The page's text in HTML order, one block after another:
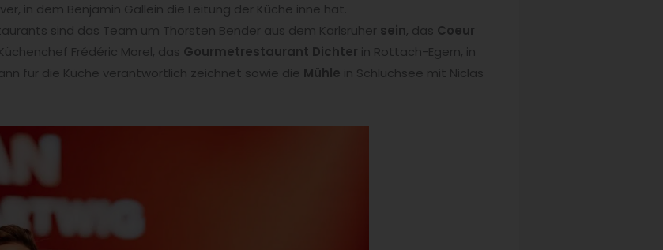
in dem Benjamin Gallein die Leitung der Küche inne hat.
sind das Team um Thorsten Bender aus dem Karlsruher sein, das Coeur
Frédéric Morel, das Gourmetrestaurant Dichter in Rottach-Egern, in
für die Küche verantwortlich zeichnet sowie die Mühle in Schluchsee mit Niclas